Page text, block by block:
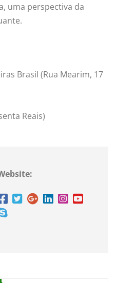
uma perspectiva da
Brasil (Rua Mearim, 17
Reais)